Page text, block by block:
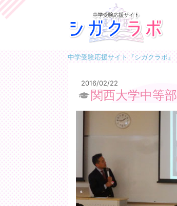
中学受験応援サイト『シガクラボ』
2016/02/22
関西大学中等部